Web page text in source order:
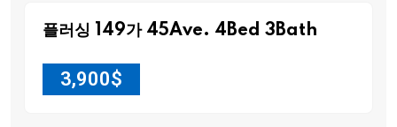
플러싱 149가 45Ave. 4Bed 3Bath
3,900$